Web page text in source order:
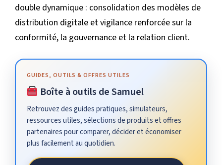
double dynamique : consolidation des modèles de
distribution digitale et vigilance renforcée sur la
conformité, la gouvernance et la relation client.
GUIDES, OUTILS & OFFRES UTILES
Boîte à outils de Samuel
Retrouvez des guides pratiques, simulateurs,
ressources utiles, sélections de produits et offres
partenaires pour comparer, décider et économiser
plus facilement au quotidien.